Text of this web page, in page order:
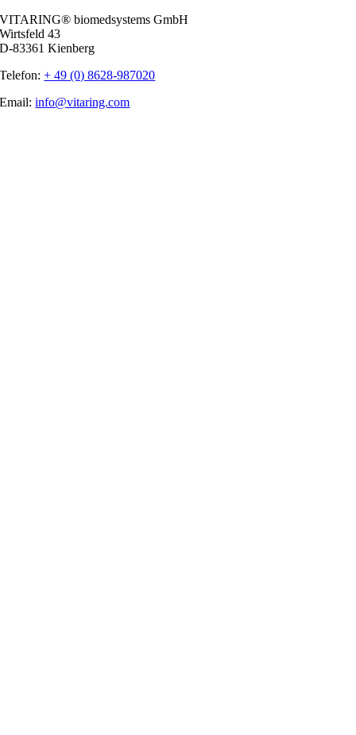
VITARING® biomedsystems GmbH
Wirtsfeld 43
D-83361 Kienberg
Telefon:+ 49 (0) 8628-987020
Email:info@vitaring.com